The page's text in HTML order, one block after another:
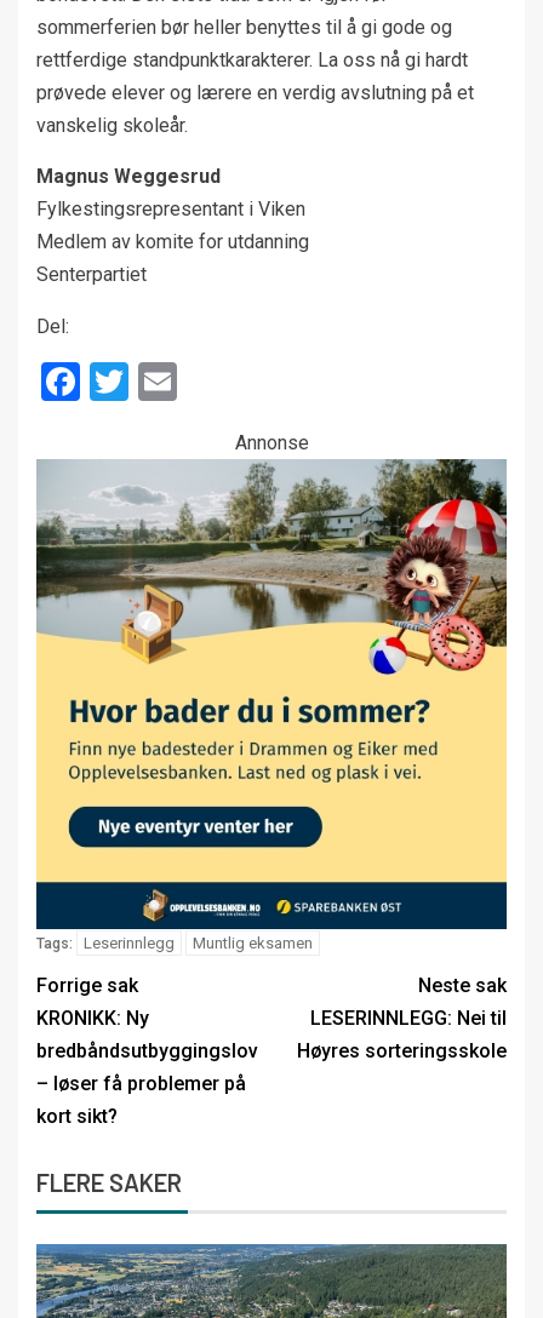
sommerferien bør heller benyttes til å gi gode og
rettferdige standpunktkarakterer. La oss nå gi hardt
prøvede elever og lærere en verdig avslutning på et
vanskelig skoleår.
Magnus Weggesrud
Fylkestingsrepresentant i Viken
Medlem av komite for utdanning
Senterpartiet
Del:
Facebook
Twitter
Annonse
Tags: Leserinnlegg Muntlig eksamen
Forrige sak
KRONIKK: Ny
bredbåndsutbyggingslov
– løser få problemer på
kort sikt?
Neste sak
LESERINNLEGG: Nei til
Høyres sorteringsskole
FLERE SAKER